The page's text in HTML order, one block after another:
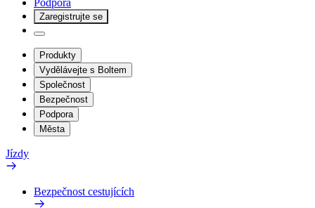
Podpora
Zaregistrujte se
Produkty
Vydělávejte s Boltem
Společnost
Bezpečnost
Podpora
Města
Jízdy
Bezpečnost cestujících